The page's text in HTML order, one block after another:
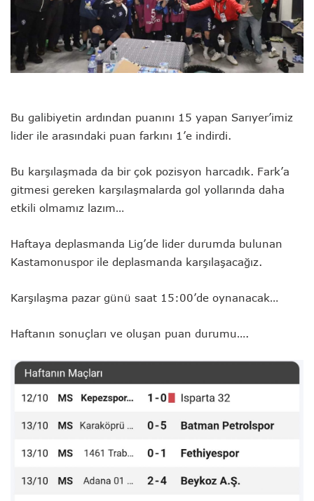
Bu galibiyetin ardından puanını 15 yapan Sarıyer’imiz
lider ile arasındaki puan farkını 1’e indirdi.
Bu karşılaşmada da bir çok pozisyon harcadık. Fark’a
gitmesi gereken karşılaşmalarda gol yollarında daha
etkili olmamız lazım…
Haftaya deplasmanda Lig’de lider durumda bulunan
Kastamonuspor ile deplasmanda karşılaşacağız.
Karşılaşma pazar günü saat 15:00’de oynanacak…
Haftanın sonuçları ve oluşan puan durumu….